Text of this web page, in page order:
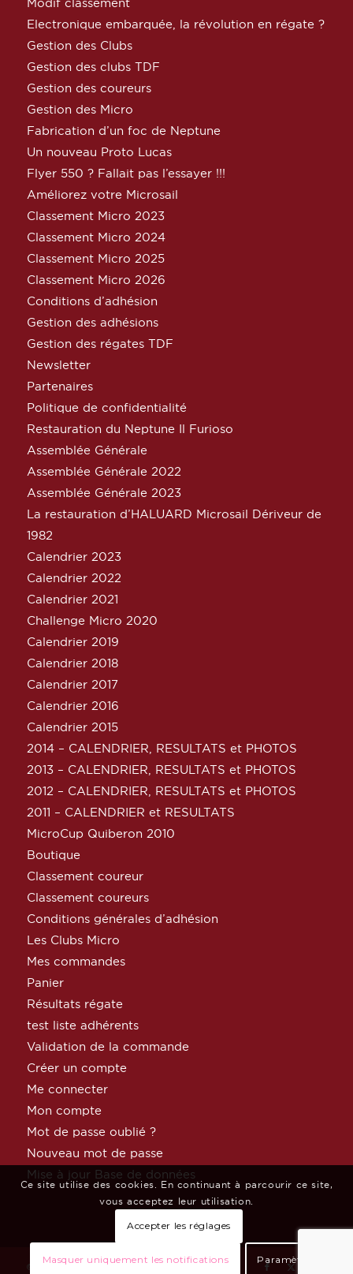
Electronique embarquée, la révolution en régate ?
Gestion des Clubs
Gestion des clubs TDF
Gestion des coureurs
Gestion des Micro
Fabrication d’un foc de Neptune
Un nouveau Proto Lucas
Flyer 550 ? Fallait pas l’essayer !!!
Améliorez votre Microsail
Classement Micro 2023
Classement Micro 2024
Classement Micro 2025
Classement Micro 2026
Conditions d’adhésion
Gestion des adhésions
Gestion des régates TDF
Newsletter
Partenaires
Politique de confidentialité
Restauration du Neptune Il Furioso
Assemblée Générale
Assemblée Générale 2022
Assemblée Générale 2023
La restauration d’HALUARD Microsail Dériveur de
1982
Calendrier 2023
Calendrier 2022
Calendrier 2021
Challenge Micro 2020
Calendrier 2019
Calendrier 2018
Calendrier 2017
Calendrier 2016
Calendrier 2015
2014 – CALENDRIER, RESULTATS et PHOTOS
2013 – CALENDRIER, RESULTATS et PHOTOS
2012 – CALENDRIER, RESULTATS et PHOTOS
2011 – CALENDRIER et RESULTATS
MicroCup Quiberon 2010
Boutique
Classement coureur
Classement coureurs
Conditions générales d’adhésion
Les Clubs Micro
Mes commandes
Panier
Résultats régate
test liste adhérents
Validation de la commande
Créer un compte
Me connecter
Mon compte
Mot de passe oublié ?
Nouveau mot de passe
Mise à jour Base de données
© Copyright MicroClass France parCéphée Net
Ce site utilise des cookies. En continuant à parcourir ce site,
vous acceptez leur utilisation.
Accepter les réglages
Masquer uniquement les notifications Paramètres